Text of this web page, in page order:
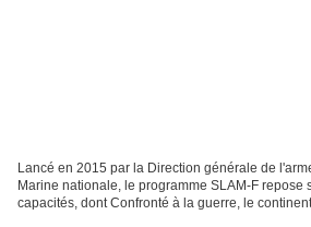
Lancé en 2015 par la Direction générale de
Marine nationale, le programme SLAM-F repose
capacités, dont Confronté à la guerre, le